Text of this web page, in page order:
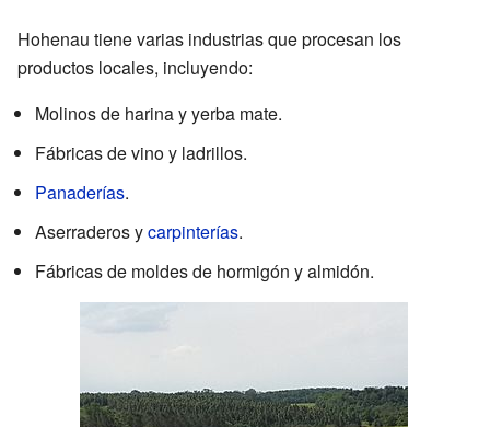
Hohenau tiene varias industrias que procesan los
productos locales, incluyendo:
Molinos de harina y yerba mate.
Fábricas de vino y ladrillos.
Panaderías.
Aserraderos ycarpinterías.
Fábricas de moldes de hormigón y almidón.